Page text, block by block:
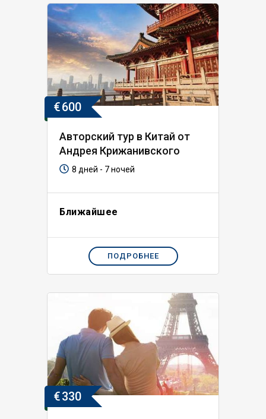
€600
Авторский тур в Китай от
Андрея Крижанивского
8 дней - 7 ночей
Ближайшее
ПОДРОБНЕЕ
€330